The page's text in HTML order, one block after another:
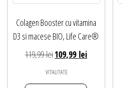
Colagen Booster cu vitamina
D3 si macese BIO, Life Care®
119,99leiPrețul
inițial
a
109,99 leiPrețul
VITALITATE